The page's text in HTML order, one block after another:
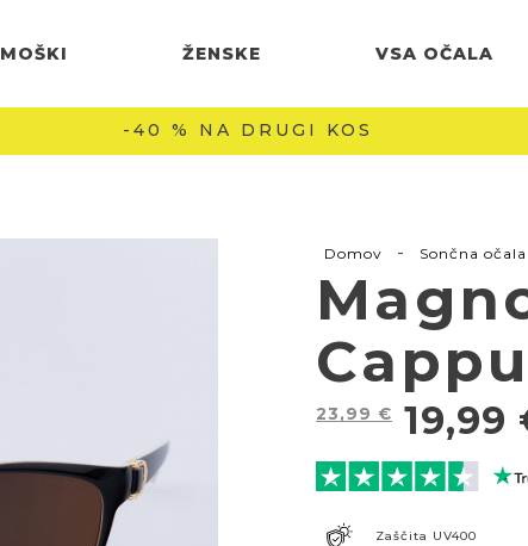
MOŠKI ŽENSKE VSA OČALA
BREZPLAČNA DOSTAVA NAD 60 € 🚚
Domov - Sončna očala
23,99 € 19,99
Zaščita UV400